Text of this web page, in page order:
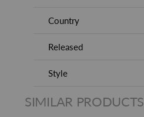
Country
Released
Style
SIMILAR PRODUCTS